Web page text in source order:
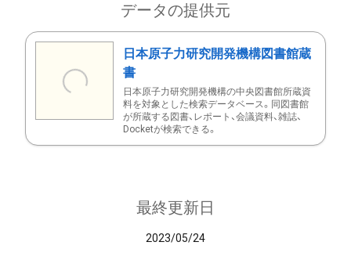
データの提供元
日本原子力研究開発機構図書館蔵
書
日本原子力研究開発機構の中央図書館所蔵資
料を対象とした検索データベース。同図書館
が所蔵する図書、レポート、会議資料、雑誌、
Docketが検索できる。
最終更新日
2023/05/24